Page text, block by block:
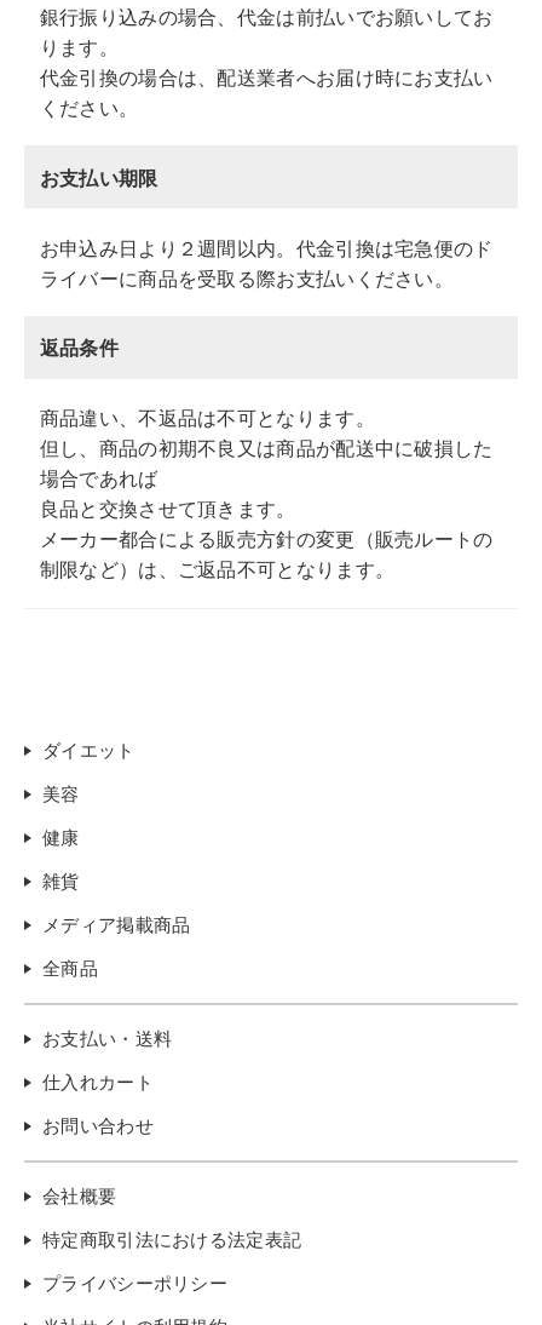
銀行振り込みの場合、代金は前払いでお願いしてお
ります。
代金引換の場合は、配送業者へお届け時にお支払い
ください。
お支払い期限
お申込み日より２週間以内。代金引換は宅急便のド
ライバーに商品を受取る際お支払いください。
返品条件
商品違い、不返品は不可となります。
但し、商品の初期不良又は商品が配送中に破損した
場合であれば
良品と交換させて頂きます。
メーカー都合による販売方針の変更（販売ルートの
制限など）は、ご返品不可となります。
ダイエット
美容
健康
雑貨
メディア掲載商品
全商品
お支払い・送料
仕入れカート
お問い合わせ
会社概要
特定商取引法における法定表記
プライバシーポリシー